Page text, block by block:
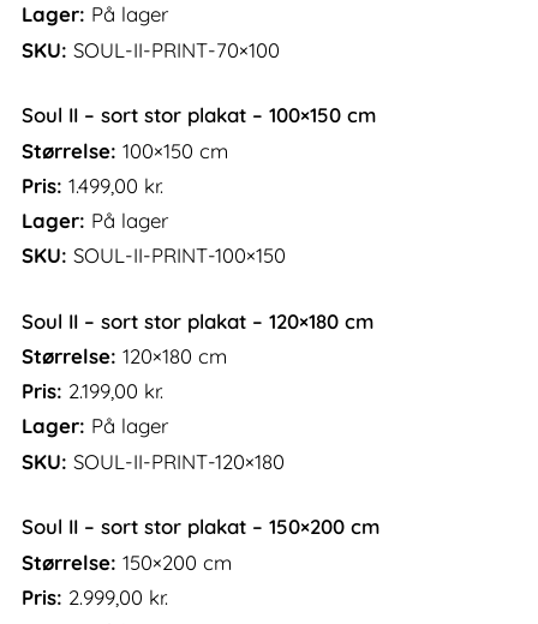
Lager: På lager
SKU: SOUL-II-PRINT-70×100
Soul II – sort stor plakat – 100×150 cm
Størrelse: 100×150 cm
Pris: 1.499,00 kr.
Lager: På lager
SKU: SOUL-II-PRINT-100×150
Soul II – sort stor plakat – 120×180 cm
Størrelse: 120×180 cm
Pris: 2.199,00 kr.
Lager: På lager
SKU: SOUL-II-PRINT-120×180
Soul II – sort stor plakat – 150×200 cm
Størrelse: 150×200 cm
Pris: 2.999,00 kr.